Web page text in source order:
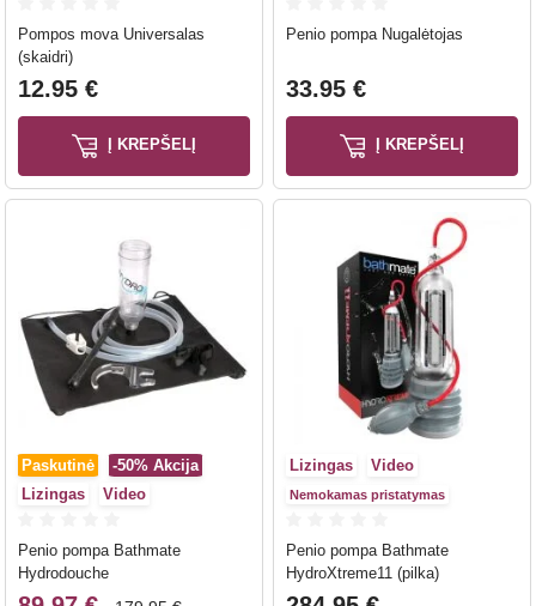
Pompos mova Universalas
(skaidri)
12.95 €
Į KREPŠELĮ
Penio pompa Nugalėtojas
33.95 €
Į KREPŠELĮ
Paskutinė -50% Akcija
Lizingas
Video
Penio pompa Bathmate
Hydrodouche
Lizingas Video
Nemokamas pristatymas
Penio pompa Bathmate
HydroXtreme11 (pilka)